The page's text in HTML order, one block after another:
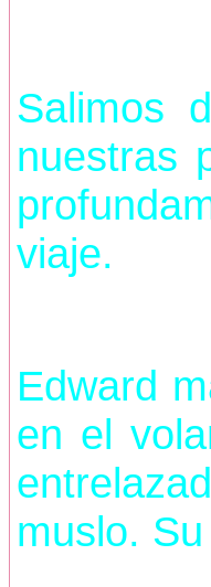
Salimos
nuestras
viaje.
Edward
en el
muslo.